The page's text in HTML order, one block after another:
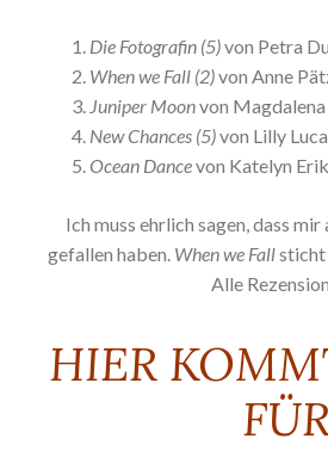
Die Fotografin (5)von Petra
When we Fall (2)von Anne
Juniper Moonvon
New Chances (5)von Lilly
Ocean Dancevon Katelyn
Ich muss ehrlich sagen, dass
gefallen haben. When we Fallsticht
Alle
HIER